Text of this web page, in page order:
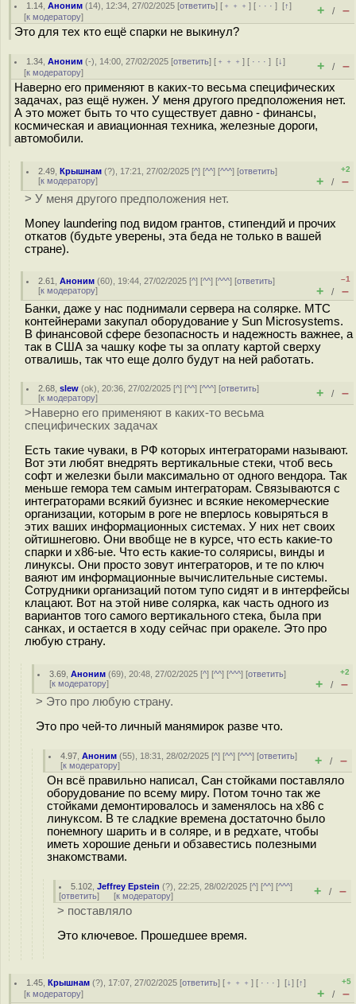
1.14 ,Аноним (14), 12:34, 27/02/2025 [ответить] [ ﹢﹢﹢] [ · · ·][↑]
[к модератору] + / –
Это для тех кто ещë спарки не выкинул?
1.34 ,Аноним (-), 14:00, 27/02/2025 [ответить] [ ﹢﹢﹢] [ · · ·][↓]
[к модератору] + / –
Наверно его применяют в каких-то весьма специфических
задачах, раз ещё нужен. У меня другого предположения нет.
А это может быть то что существует давно - финансы,
космическая и авиационная техника, железные дороги,
автомобили.
2.49 ,Крышнам (?), 17:21, 27/02/2025 [^] [^^] [^^^] [ответить]
[к модератору]
+2
+ / –
> У меня другого предположения нет.
Money laundering под видом грантов, стипендий и прочих
откатов (будьте уверены, эта беда не только в вашей
стране).
2.61 ,Аноним (60), 19:44, 27/02/2025 [^] [^^] [^^^] [ответить]
[к модератору]
–1
+ / –
Банки, даже у нас поднимали сервера на солярке. МТС
контейнерами закупал оборудование у Sun Microsystems.
В финансовой сфере безопасность и надежность важнее, а
так в США за чашку кофе ты за оплату картой сверху
отвалишь, так что еще долго будут на ней работать.
2.68 ,slew (ok), 20:36, 27/02/2025 [^] [^^] [^^^] [ответить]
[к модератору] + / –
>Наверно его применяют в каких-то весьма
специфических задачах
Есть такие чуваки, в РФ которых интеграторами называют.
Вот эти любят внедрять вертикальные стеки, чтоб весь
софт и железки были максимально от одного вендора. Так
меньше гемора тем самым интеграторам. Связываются с
интеграторами всякий буизнес и всякие некомерческие
организации, которым в роге не вперлось ковыряться в
этих ваших информационных системах. У них нет своих
ойтишнеговю. Они ввобще не в курсе, что есть какие-то
спарки и x86-ые. Что есть какие-то солярисы, винды и
линуксы. Они просто зовут интеграторов, и те по ключ
ваяют им информационные вычислительные системы.
Сотрудники организаций потом тупо сидят и в интерфейсы
клацают. Вот на этой ниве солярка, как часть одного из
вариантов того самого вертикального стека, была при
санках, и остается в ходу сейчас при оракеле. Это про
любую страну.
3.69 ,Аноним (69), 20:48, 27/02/2025 [^] [^^] [^^^] [ответить]
[к модератору]
+2
+ / –
> Это про любую страну.
Это про чей-то личный манямиpoк разве что.
4.97 ,Аноним (55), 18:31, 28/02/2025 [^] [^^] [^^^] [ответить]
[к модератору] + / –
Он всё правильно написал, Сан стойками поставляло
оборудование по всему миру. Потом точно так же
стойками демонтировалось и заменялось на x86 с
линуксом. В те сладкие времена достаточно было
понемногу шарить и в соляре, и в редхате, чтобы
иметь хорошие деньги и обзавестись полезными
знакомствами.
5.102 ,Jeffrey Epstein (?), 22:25, 28/02/2025 [^] [^^] [^^^]
[ответить] [к модератору] + / –
> поставляло
Это ключевое. Прошедшее время.
1.45 ,Крышнам (?), 17:07, 27/02/2025 [ответить] [ ﹢﹢﹢] [ · · ·][↓] [↑]
[к модератору]
+5
+ / –